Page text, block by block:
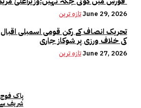
تازہ ترینJune 29, 2026
تحریک انصاف کے رکن قومی اسمبلی اقبال
کی خلاف ورزی پر شوکاز جاری
تازہ ترینJune 27, 2026
پاک فوج
شریف